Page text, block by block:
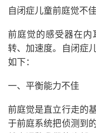
自闭症儿童前庭觉不
前庭觉的感受器在
转、加速度。自闭症
如下：
一、平衡能力不佳
前庭觉是直立行走的
于前庭系统把侦测到